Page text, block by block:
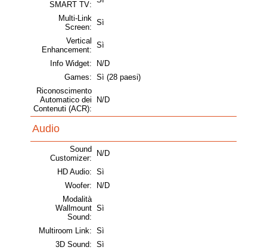
SMART TV:
Multi-Link
Screen:
Sì
Vertical
Enhancement:
Sì
Info Widget:
N/D
Games: Sì (28 paesi)
Riconoscimento
Automatico dei
Contenuti (ACR):
N/D
Audio
Sound
Customizer:
N/D
HD Audio: Sì
Woofer:
N/D
Modalità
Wallmount
Sound:
Sì
Multiroom Link: Sì
3D Sound: Sì